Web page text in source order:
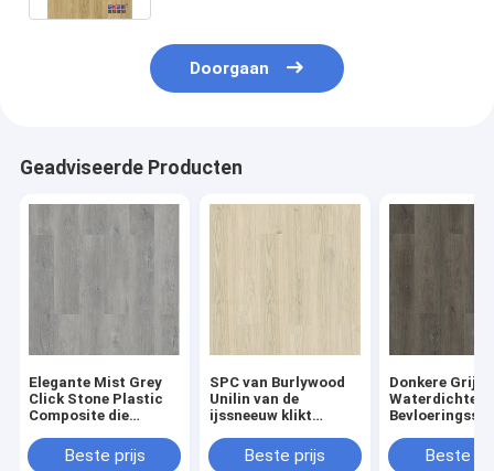
Doorgaan
Geadviseerde Producten
Elegante Mist Grey
Click Stone Plastic
Composite die
Greenpy mj-W6009
vloeren
Beste prijs
SPC van Burlywood
Unilin van de
ijssneeuw klikt
GKBM Greenpy mj-
W6001 van de
Beste prijs
Donkere Grijze
Waterdichte
GKBM
Beste